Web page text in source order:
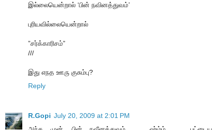
இல்லையென்றால் ‘பின் நவினத்துவம்’
புரியவில்லையென்றால்
”சர்க்காரிசம்”
///
இது எநத ஊரு குசும்பு?
Reply
R.Gopi July 20, 2009 at 2:01 PM